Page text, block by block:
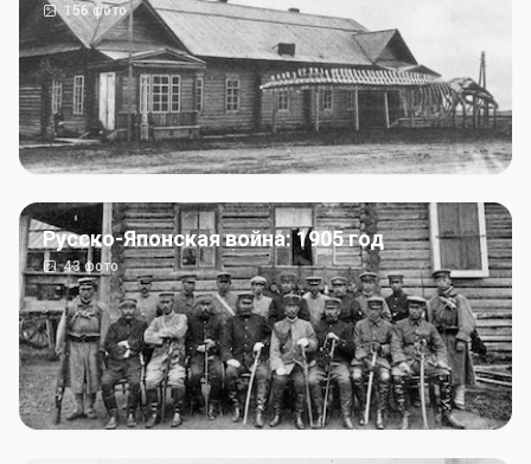
156фото
Русско-Японская война: 1905 год
43фото